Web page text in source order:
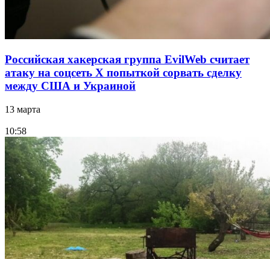
Российская хакерская группа EvilWeb считает
атаку на соцсеть Х попыткой сорвать сделку
между США и Украиной
13 марта
10:58